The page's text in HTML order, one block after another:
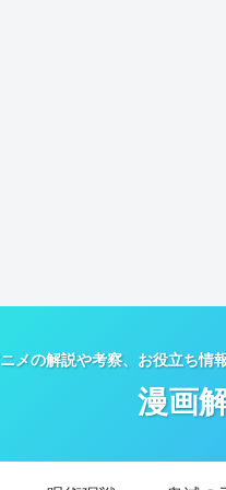
メの解説や考察、お役立ち情
漫画